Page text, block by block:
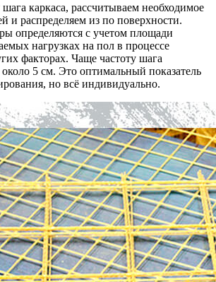
каркаса, рассчитываем необходимое
и распределяем из по поверхности.
определяются с учетом площади
нагрузках на пол в процессе
факторах. Чаще частоту шага
5 см. Это оптимальный показатель
но всё индивидуально.